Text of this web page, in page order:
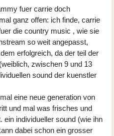
fuer carrie doch
ganz offen: ich finde, carrie
die country music , wie sie
so weit angepasst,
erfolgreich, da der teil der
zwischen 9 und 13
sound der kuenstler
eine neue generation von
und mal was frisches und
ein individueller sound (wie ihn
dabei schon ein grosser